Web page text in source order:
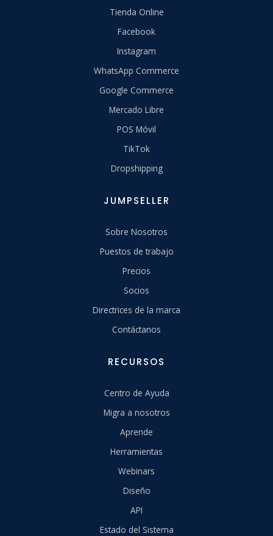
Tienda Online
Facebook
Instagram
WhatsApp Commerce
Google Commerce
Mercado Libre
POS Móvil
TikTok
Dropshipping
JUMPSELLER
Sobre Nosotros
Puestos de trabajo
Precios
Socios
Directrices de la marca
Contáctanos
RECURSOS
Centro de Ayuda
Migra a nosotros
Aprende
Herramientas
Webinars
Diseño
API
Estado del Sistema